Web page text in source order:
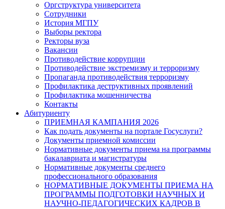
Оргструктура университета
Сотрудники
История МГПУ
Выборы ректора
Ректоры вуза
Вакансии
Противодействие коррупции
Противодействие экстремизму и терроризму
Пропаганда противодействия терроризму
Профилактика деструктивных проявлений
Профилактика мошенничества
Контакты
Абитуриенту
ПРИЕМНАЯ КАМПАНИЯ 2026
Как подать документы на портале Госуслуги?
Документы приемной комиссии
Нормативные документы приема на программы
бакалавриата и магистратуры
Нормативные документы среднего
профессионального образования
НОРМАТИВНЫЕ ДОКУМЕНТЫ ПРИЕМА НА
ПРОГРАММЫ ПОДГОТОВКИ НАУЧНЫХ И
НАУЧНО-ПЕДАГОГИЧЕСКИХ КАДРОВ В